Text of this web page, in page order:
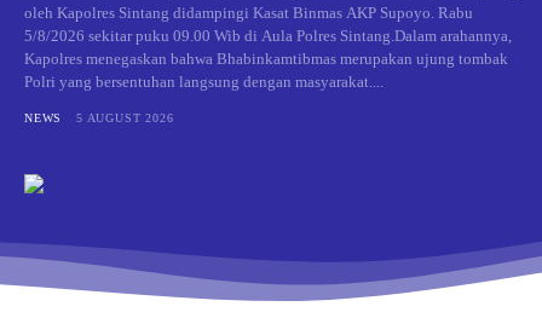
oleh Kapolres Sintang didampingi Kasat Binmas AKP Supoyo. Rabu
5/8/2026 sekitar puku 09.00 Wib di Aula Polres Sintang.Dalam arahannya,
Kapolres menegaskan bahwa Bhabinkamtibmas merupakan ujung tombak
Polri yang bersentuhan langsung dengan masyarakat....
NEWS 5 AUGUST 2026